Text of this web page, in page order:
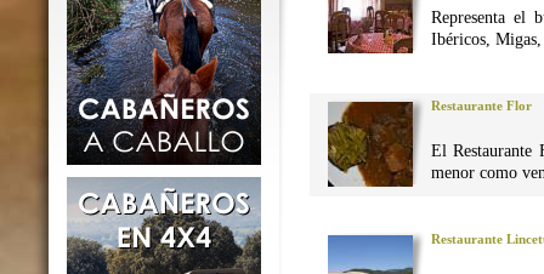
Representa el
Ibéricos, Migas,
Restaurante Flor
El Restaurante
menor como
Restaurante